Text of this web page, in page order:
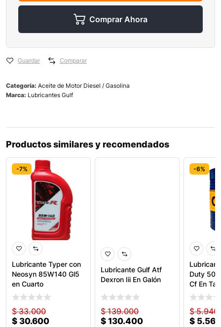
Comprar Ahora
Guardar Comparar
Categoría: Aceite de Motor Diesel / Gasolina
Marca: Lubricantes Gulf
Productos similares y recomendados
-7%
Lubricante Typer con
Neosyn 85W140 Gl5
en Cuarto
$33.000
$ 30.600
Lubricante Gulf Atf
Dexron Iii En Galón
$139.000
$ 130.400
-6%
Duty 50
Cf En
$
$